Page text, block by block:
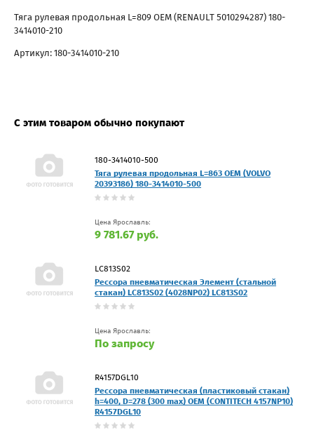
Тяга рулевая продольная L=809 OEM (RENAULT 5010294287) 180-
3414010-210
Артикул: 180-3414010-210
С этим товаром обычно покупают
180-3414010-500
Тяга рулевая продольная L=863 OEM (VOLVO
20393186) 180-3414010-500
Цена Ярославль:
9 781.67 руб.
LC813S02
Рессора пневматическая Элемент (стальной
стакан) LC813S02 (4028NP02) LC813S02
Цена Ярославль:
По запросу
R4157DGL10
Рессора пневматическая (пластиковый стакан)
h=400, D=278 (300 max) OEM (CONTITECH 4157NP10)
R4157DGL10